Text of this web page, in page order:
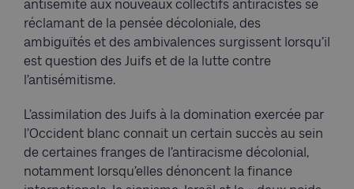
antisémite aux nouveaux collectifs antiracistes se
réclamant de la pensée décoloniale, des
ambiguïtés et des ambivalences surgissent lorsqu’il
est question des Juifs et de la lutte contre
l’antisémitisme.
L’assimilation des Juifs à la domination exercée par
l’Occident blanc connait un certain succès au sein
de certaines franges de l’antiracisme décolonial,
notamment lorsqu’elles dénoncent la finance